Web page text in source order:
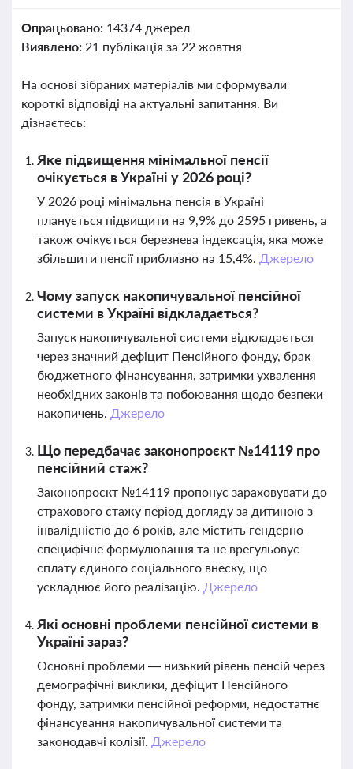
Опрацьовано: 14374 джерел
Виявлено: 21 публікація за 22 жовтня
На основі зібраних матеріалів ми сформували
короткі відповіді на актуальні запитання. Ви
дізнаєтесь:
Яке підвищення мінімальної пенсії
очікується в Україні у 2026 році?
У 2026 році мінімальна пенсія в Україні
планується підвищити на 9,9% до 2595 гривень, а
також очікується березнева індексація, яка може
збільшити пенсії приблизно на 15,4%. Джерело
Чому запуск накопичувальної пенсійної
системи в Україні відкладається?
Запуск накопичувальної системи відкладається
через значний дефіцит Пенсійного фонду, брак
бюджетного фінансування, затримки ухвалення
необхідних законів та побоювання щодо безпеки
накопичень. Джерело
Що передбачає законопроєкт №14119 про
пенсійний стаж?
Законопроєкт №14119 пропонує зараховувати до
страхового стажу період догляду за дитиною з
інвалідністю до 6 років, але містить гендерно-
специфічне формулювання та не врегульовує
сплату єдиного соціального внеску, що
ускладнює його реалізацію. Джерело
Які основні проблеми пенсійної системи в
Україні зараз?
Основні проблеми — низький рівень пенсій через
демографічні виклики, дефіцит Пенсійного
фонду, затримки пенсійної реформи, недостатнє
фінансування накопичувальної системи та
законодавчі колізії. Джерело